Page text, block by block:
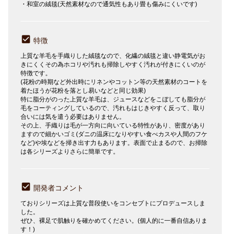
・和室の絨毯(天然素材なので通気性もあり畳も傷みにくいです)
特徴
上質な羊毛を手織りした絨毯なので、化繊の絨毯と違い静電気がお
きにくくその為ホコリや汚れも掃除しやすく汚れが付きにくいのが
特徴です。
(花粉の時期など外出時にリネンやコットン等の天然素材のコートを
着たほうが花粉を落とし易いなどと同じ効果)
特に脂分がのった上質な羊毛は、ジュースなどをこぼしても脂分が
毛をコーティングしているので、汚れもはじきやすく反って、取り
合いには気を遣う必要はありません。
その上、手織りは毛が一方向に向いている特性があり、密度があり
ますので細かいゴミ(ダニの温床になりやすい食べカスや人間のフケ
など)や埃などを掃き出す力もあります。表面で止まるので、お掃除
は各シリーズよりさらに簡単です。
開発者コメント
ておりシリーズは上質な普段使いをコンセプトにプロデュースしま
した。
ぜひ、裸足で肌触りを確かめてください。(個人的に一番自信ありま
す！)